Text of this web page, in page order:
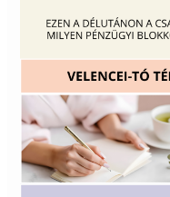
pénzügyi
minták,
amelyekkel
szembenézni